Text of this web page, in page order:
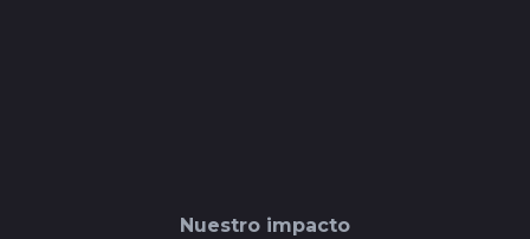
Nuestro impacto